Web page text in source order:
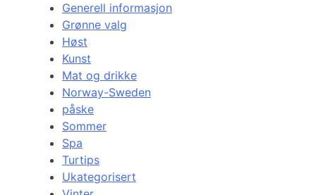
Generell informasjon
Grønne valg
Høst
Kunst
Mat og drikke
Norway-Sweden
påske
Sommer
Spa
Turtips
Ukategorisert